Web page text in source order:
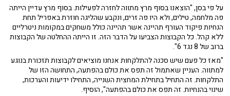
על פי בסן, "הוצאנו בסוף מרץ מתווה לחזרה לפעילות. בסוף מרץ עדיין הייתה
פה מלחמה, טילים, ולא היו פה זרים, ונקבע שהליגה חוזרת באפריל תחת
הנחיות פיקוד העורף תהיינה אשר תהיינה כולל משחקים במקומות ניטרליים
ללא קהל. כל הקבוצות הצביעו על הדבר הזה. זו הייתה ההחלטה של הקבוצות
ברוב של 8 נגד 6".
"מאז כל פעם שיש סכנה להתלקחות אנחנו מוציאים לקבוצות תזכורת בנוגע
למתווה. העניין שאתמול זה תפס את כולם בהפתעה, התחושה הזו של
התלקחות. זה התחיל בתחילת המחצית השנייה, התחילו ידיעות והערכות,
שינוי בהנחיות. זה תפס את כולם בהפתעה", הוסיף.